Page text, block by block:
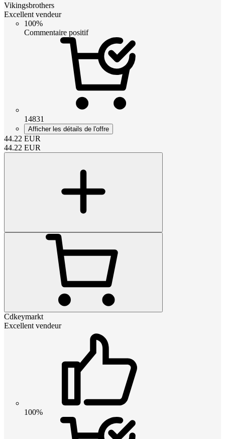
Vikingsbrothers
Excellent vendeur
100%
Commentaire positif
14831
Afficher les détails de l'offre
44.22 EUR
44.22 EUR
Cdkeymarkt
Excellent vendeur
100%